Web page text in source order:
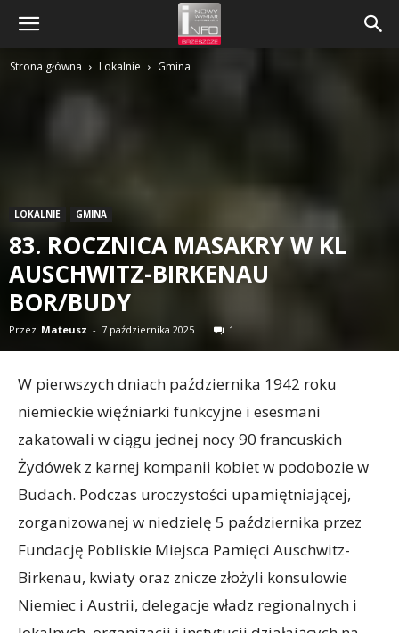
Strona główna Lokalnie Gmina
LOKALNIE GMINA
83. ROCZNICA MASAKRY W KL
AUSCHWITZ-BIRKENAU
BOR/BUDY
Przez Mateusz - 7 października 2025 1
W pierwszych dniach października 1942 roku
niemieckie więźniarki funkcyjne i esesmani
zakatowali w ciągu jednej nocy 90 francuskich
Żydówek z karnej kompanii kobiet w podobozie w
Budach. Podczas uroczystości upamiętniającej,
zorganizowanej w niedzielę 5 października przez
Fundację Pobliskie Miejsca Pamięci Auschwitz-
Birkenau, kwiaty oraz znicze złożyli konsulowie
Niemiec i Austrii, delegacje władz regionalnych i